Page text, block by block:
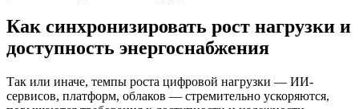
Как синхронизировать рост нагрузки и
доступность энергоснабжения
Так или иначе, темпы роста цифровой нагрузки — ИИ-
сервисов, платформ, облаков — стремительно ускоряются,